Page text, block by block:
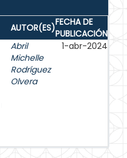
AUTOR(ES)FECHA DE
PUBLICACIÓN
Abril
Michelle
Rodríguez
Olvera
1-abr-2024